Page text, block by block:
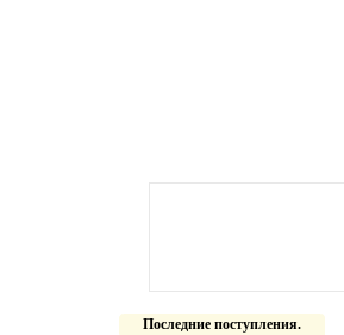
Последние поступления.